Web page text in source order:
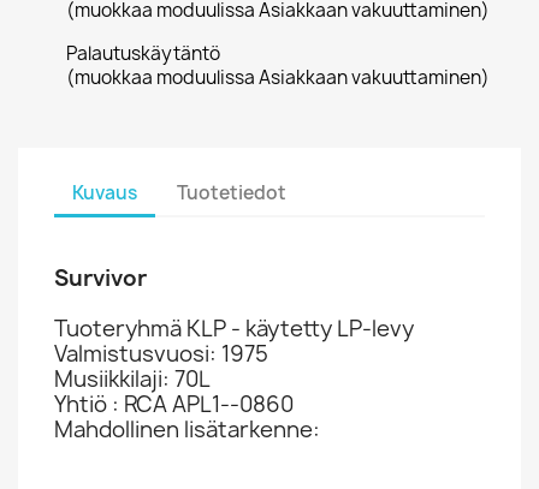
(muokkaa moduulissa Asiakkaan vakuuttaminen)
Palautuskäytäntö
(muokkaa moduulissa Asiakkaan vakuuttaminen)
Kuvaus Tuotetiedot
Survivor
Tuoteryhmä KLP - käytetty LP-levy
Valmistusvuosi: 1975
Musiikkilaji: 70L
Yhtiö : RCA APL1--0860
Mahdollinen lisätarkenne: